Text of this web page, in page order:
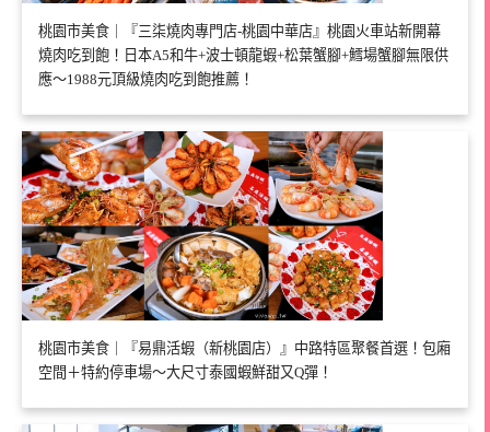
桃園市美食｜『三柒燒肉專門店-桃園中華店』桃園火車站新開幕
燒肉吃到飽！日本A5和牛+波士頓龍蝦+松葉蟹腳+鱈場蟹腳無限供
應～1988元頂級燒肉吃到飽推薦！
桃園市美食｜『易鼎活蝦（新桃園店）』中路特區聚餐首選！包廂
空間＋特約停車場～大尺寸泰國蝦鮮甜又Q彈！